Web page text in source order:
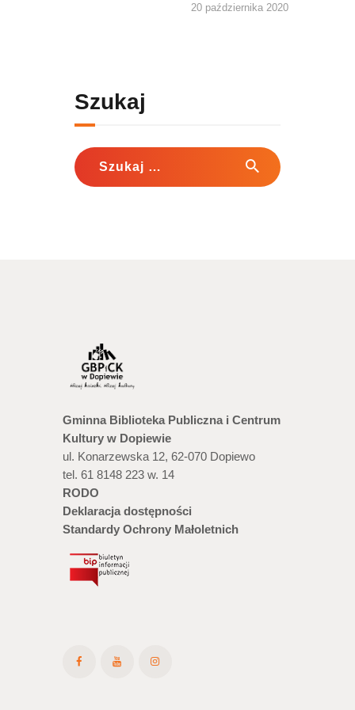
20 października 2020
Szukaj
Szukaj:
Gminna Biblioteka Publiczna i Centrum
Kultury w Dopiewie
ul. Konarzewska 12, 62-070 Dopiewo
tel. 61 8148 223 w. 14
RODO
Deklaracja dostępności
Standardy Ochrony Małoletnich